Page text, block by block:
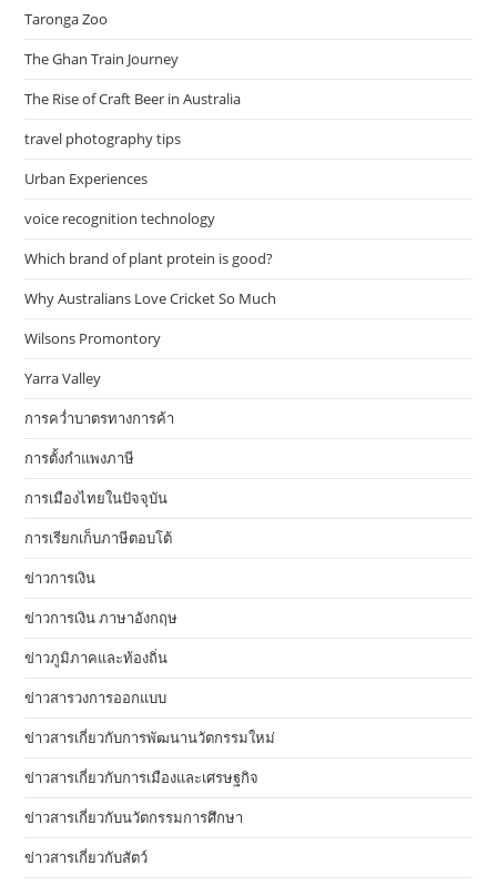
Taronga Zoo
The Ghan Train Journey
The Rise of Craft Beer in Australia
travel photography tips
Urban Experiences
voice recognition technology
Which brand of plant protein is good?
Why Australians Love Cricket So Much
Wilsons Promontory
Yarra Valley
การคว่ำบาตรทางการค้า
การตั้งกำแพงภาษี
การเมืองไทยในปัจจุบัน
การเรียกเก็บภาษีตอบโต้
ข่าวการเงิน
ข่าวการเงิน ภาษาอังกฤษ
ข่าวภูมิภาคและท้องถิ่น
ข่าวสารวงการออกแบบ
ข่าวสารเกี่ยวกับการพัฒนานวัตกรรมใหม่
ข่าวสารเกี่ยวกับการเมืองและเศรษฐกิจ
ข่าวสารเกี่ยวกับนวัตกรรมการศึกษา
ข่าวสารเกี่ยวกับสัตว์